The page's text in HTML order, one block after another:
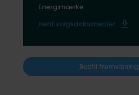
Energimærke
Hent salgsdokumenter
Bestil fremvisning